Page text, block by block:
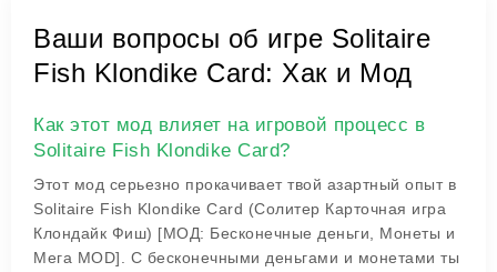
Ваши вопросы об игре Solitaire
Fish Klondike Card: Хак и Мод
Как этот мод влияет на игровой процесс в
Solitaire Fish Klondike Card?
Этот мод серьезно прокачивает твой азартный опыт в
Solitaire Fish Klondike Card (Солитер Карточная игра
Клондайк Фиш) [МОД: Бесконечные деньги, Монеты и
Мега MOD]. С бесконечными деньгами и монетами ты